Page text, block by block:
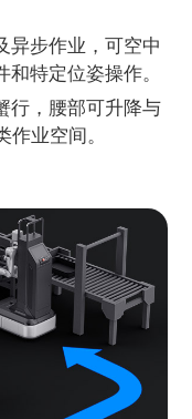
异步作业，可空中
特定位姿操作。
行，腰部可升降与
业空间。